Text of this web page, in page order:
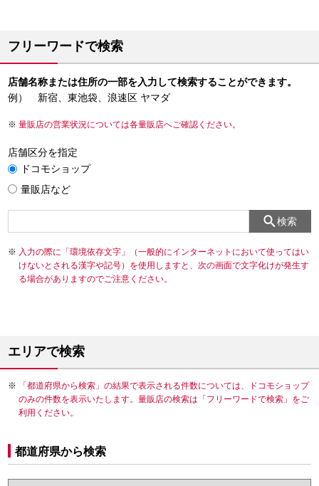
フリーワードで検索
店舗名称または住所の一部を入力して検索することができます。
例） 新宿、東池袋、浪速区 ヤマダ
量販店の営業状況については各量販店へご確認ください。
店舗区分を指定
ドコモショップ
量販店など
検索
入力の際に「環境依存文字」（一般的にインターネットにおいて使ってはい
けないとされる漢字や記号）を使用しますと、次の画面で文字化けが発生す
る場合がありますのでご注意ください。
エリアで検索
「都道府県から検索」の結果で表示される件数については、ドコモショップ
のみの件数を表示いたします。量販店の検索は「フリーワードで検索」をご
利用ください。
都道府県から検索